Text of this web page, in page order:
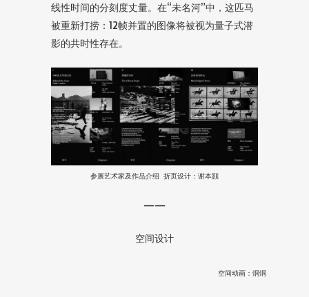
线性时间的分刻度丈量。在“未名河”中，这匹马
被重新打捞：12帧并置的图像将被视为量子式潜
影的共时性存在。
参展艺术家及作品介绍 折页设计：谢本颢
——
空间设计
空间动画：烔烔